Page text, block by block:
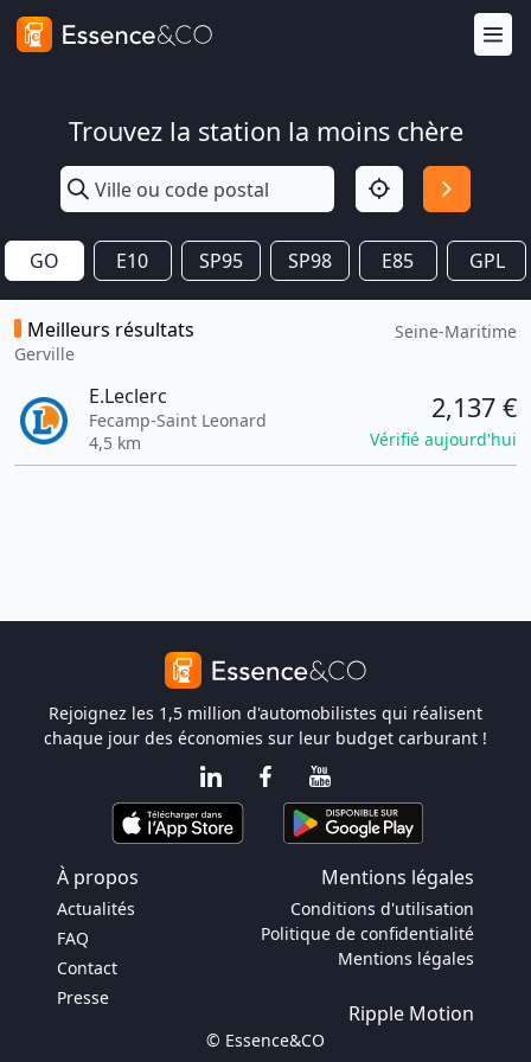
Trouvez la station la moins chère
GO E10 SP95 SP98 E85 GPL
Meilleurs résultats
Gerville
Seine-Maritime
E.Leclerc
Fecamp-Saint Leonard
4,5 km
2,137 €
Vérifié aujourd'hui
Rejoignez les 1,5 million d'automobilistes qui réalisent
chaque jour des économies sur leur budget carburant !
À propos Mentions légales
Actualités
FAQ
Contact
Presse
Conditions d'utilisation
Politique de confidentialité
Mentions légales
Ripple Motion
© Essence&CO